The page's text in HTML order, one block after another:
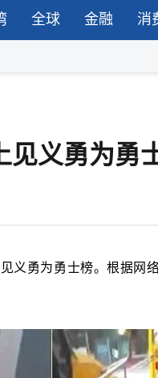
全球 金融 消
见义勇为勇
义勇为勇士榜。根据网